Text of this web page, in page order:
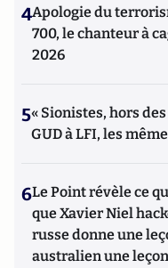
4Apologie du
700, le chanteur à
2026
5« Sionistes, hors
GUD à LFI, les
6Le Point révèle ce
que Xavier Niel
russe donne une
australien une